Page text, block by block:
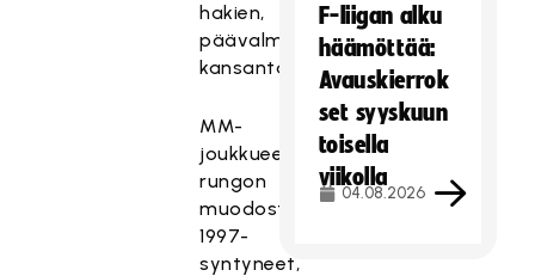
hakien,
päävalmentaja
kansantajuistaa.
MM-
joukkueen
rungon
muodostavat
1997-
syntyneet,
F-liigan alku
häämöttää:
Avauskierrok
set syyskuun
toisella
viikolla
04.08.2026